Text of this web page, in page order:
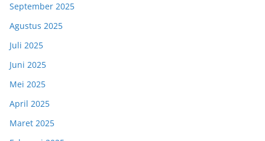
September 2025
Agustus 2025
Juli 2025
Juni 2025
Mei 2025
April 2025
Maret 2025